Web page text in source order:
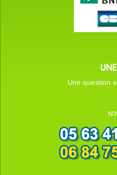
Une question